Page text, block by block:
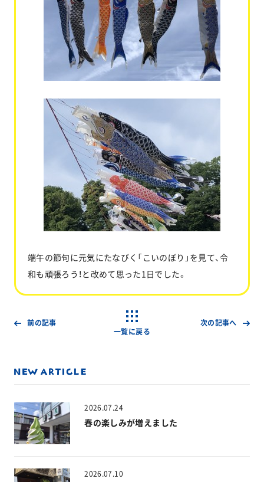
端午の節句に元気にたなびく「こいのぼり」を見て、令
和も頑張ろう！と改めて思った1日でした。
前の記事
一覧に戻る
次の記事へ
2026.07.24
春の楽しみが増えました
2026.07.10